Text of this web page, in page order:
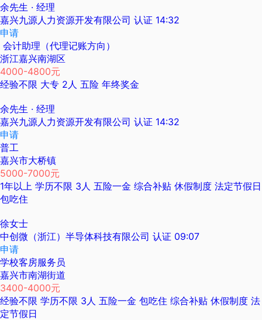
余先生 · 经理
嘉兴九源人力资源开发有限公司 认证 14:32
申请
会计助理（代理记账方向）
浙江嘉兴南湖区
4000-4800元
经验不限 大专 2人 五险 年终奖金
余先生 · 经理
嘉兴九源人力资源开发有限公司 认证 14:32
申请
普工
嘉兴市大桥镇
5000-7000元
1年以上 学历不限 3人 五险一金 综合补贴 休假制度 法定节假日
包吃住
徐女士
中创微（浙江）半导体科技有限公司 认证 09:07
申请
学校客房服务员
嘉兴市南湖街道
3400-4000元
经验不限 学历不限 3人 五险一金 包吃住 综合补贴 休假制度 法
定节假日